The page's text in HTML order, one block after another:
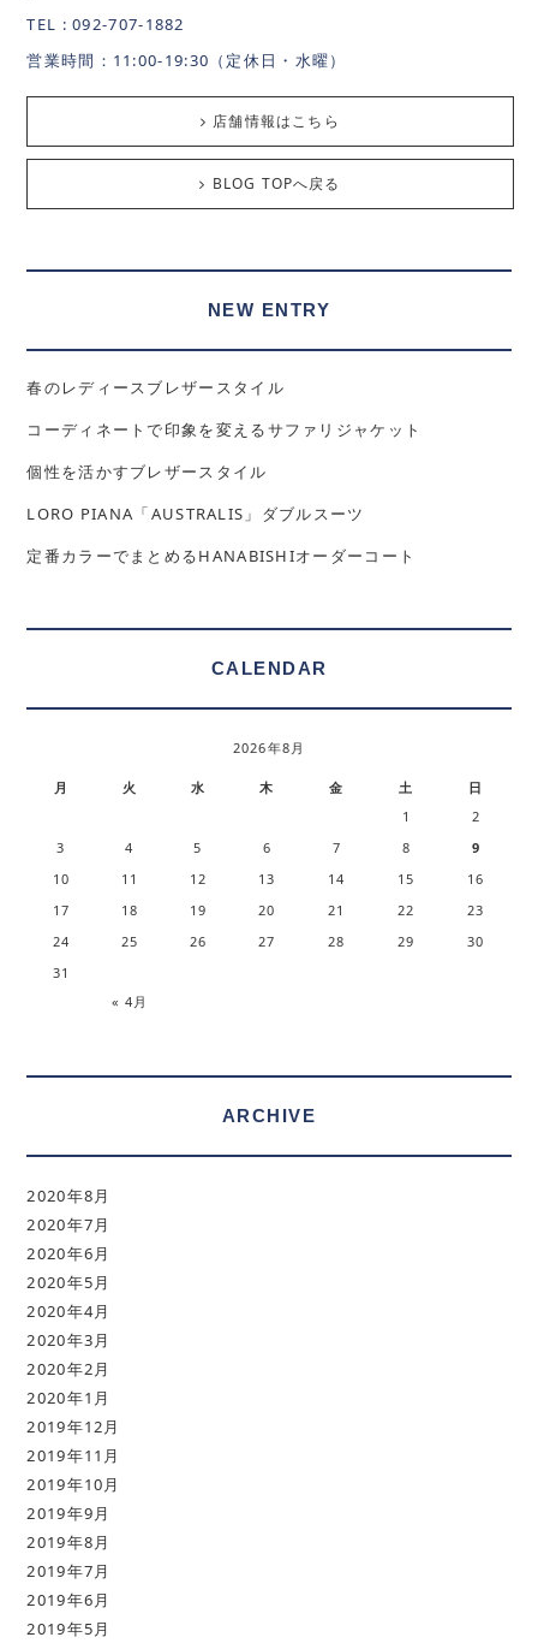
TEL : 092-707-1882
営業時間：11:00-19:30（定休日・水曜）
店舗情報はこちら
BLOG TOPへ戻る
NEW ENTRY
春のレディースブレザースタイル
コーディネートで印象を変えるサファリジャケット
個性を活かすブレザースタイル
LORO PIANA「AUSTRALIS」ダブルスーツ
定番カラーでまとめるHANABISHIオーダーコート
CALENDAR
2026年8月
月 火 水 木 金 土 日
« 4月
1
2
3
4 5 6 7 8
9
10
11 12 13 14 15
16
17
18 19 20 21 22
23
24
25 26 27 28 29
30
31
ARCHIVE
2020年8月
2020年7月
2020年6月
2020年5月
2020年4月
2020年3月
2020年2月
2020年1月
2019年12月
2019年11月
2019年10月
2019年9月
2019年8月
2019年7月
2019年6月
2019年5月